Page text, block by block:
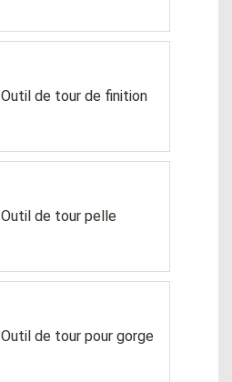
Outil de tour de finition
Outil de tour pelle
Outil de tour pour gorge